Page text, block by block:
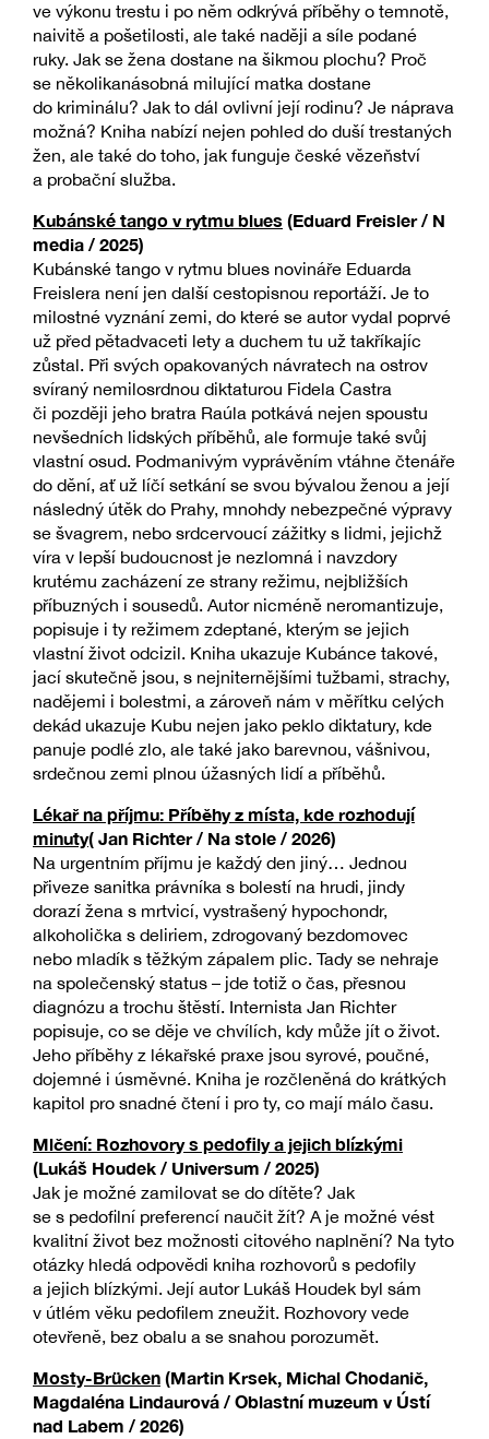
ve výkonu trestu i po něm odkrývá příběhy o temnotě,
naivitě a pošetilosti, ale také naději a síle podané
ruky. Jak se žena dostane na šikmou plochu? Proč
se několikanásobná milující matka dostane
do kriminálu? Jak to dál ovlivní její rodinu? Je náprava
možná? Kniha nabízí nejen pohled do duší trestaných
žen, ale také do toho, jak funguje české vězeňství
a probační služba.
Kubánské tango v rytmu blues (Eduard Freisler / N
media / 2025)
Kubánské tango v rytmu blues novináře Eduarda
Freislera není jen další cestopisnou reportáží. Je to
milostné vyznání zemi, do které se autor vydal poprvé
už před pětadvaceti lety a duchem tu už takříkajíc
zůstal. Při svých opakovaných návratech na ostrov
svíraný nemilosrdnou diktaturou Fidela Castra
či později jeho bratra Raúla potkává nejen spoustu
nevšedních lidských příběhů, ale formuje také svůj
vlastní osud. Podmanivým vyprávěním vtáhne čtenáře
do dění, ať už líčí setkání se svou bývalou ženou a její
následný útěk do Prahy, mnohdy nebezpečné výpravy
se švagrem, nebo srdcervoucí zážitky s lidmi, jejichž
víra v lepší budoucnost je nezlomná i navzdory
krutému zacházení ze strany režimu, nejbližších
příbuzných i sousedů. Autor nicméně neromantizuje,
popisuje i ty režimem zdeptané, kterým se jejich
vlastní život odcizil. Kniha ukazuje Kubánce takové,
jací skutečně jsou, s nejniternějšími tužbami, strachy,
nadějemi i bolestmi, a zároveň nám v měřítku celých
dekád ukazuje Kubu nejen jako peklo diktatury, kde
panuje podlé zlo, ale také jako barevnou, vášnivou,
srdečnou zemi plnou úžasných lidí a příběhů.
Lékař na příjmu: Příběhy z místa, kde rozhodují
minuty( Jan Richter / Na stole / 2026)
Na urgentním příjmu je každý den jiný… Jednou
přiveze sanitka právníka s bolestí na hrudi, jindy
dorazí žena s mrtvicí, vystrašený hypochondr,
alkoholička s deliriem, zdrogovaný bezdomovec
nebo mladík s těžkým zápalem plic. Tady se nehraje
na společenský status – jde totiž o čas, přesnou
diagnózu a trochu štěstí. Internista Jan Richter
popisuje, co se děje ve chvílích, kdy může jít o život.
Jeho příběhy z lékařské praxe jsou syrové, poučné,
dojemné i úsměvné. Kniha je rozčleněná do krátkých
kapitol pro snadné čtení i pro ty, co mají málo času.
Mlčení: Rozhovory s pedofily a jejich blízkými
(Lukáš Houdek / Universum / 2025)
Jak je možné zamilovat se do dítěte? Jak
se s pedofilní preferencí naučit žít? A je možné vést
kvalitní život bez možnosti citového naplnění? Na tyto
otázky hledá odpovědi kniha rozhovorů s pedofily
a jejich blízkými. Její autor Lukáš Houdek byl sám
v útlém věku pedofilem zneužit. Rozhovory vede
otevřeně, bez obalu a se snahou porozumět.
Mosty-Brücken (Martin Krsek, Michal Chodanič,
Magdaléna Lindaurová / Oblastní muzeum v Ústí
nad Labem / 2026)